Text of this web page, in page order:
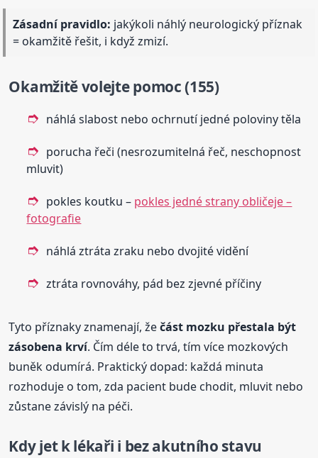
Zásadní pravidlo: jakýkoli náhlý neurologický příznak
= okamžitě řešit, i když zmizí.
Okamžitě volejte pomoc (155)
náhlá slabost nebo ochrnutí jedné poloviny těla
porucha řeči (nesrozumitelná řeč, neschopnost
mluvit)
pokles koutku – pokles jedné strany obličeje –
fotografie
náhlá ztráta zraku nebo dvojité vidění
ztráta rovnováhy, pád bez zjevné příčiny
Tyto příznaky znamenají, žečást mozku přestala být
zásobena krví. Čím déle to trvá, tím více mozkových
buněk odumírá. Praktický dopad: každá minuta
rozhoduje o tom, zda pacient bude chodit, mluvit nebo
zůstane závislý na péči.
Kdy jet k lékaři i bez akutního stavu